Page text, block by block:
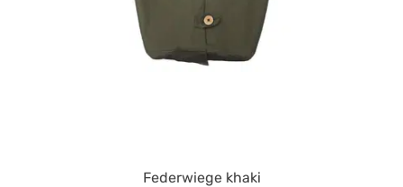
Federwiege khaki